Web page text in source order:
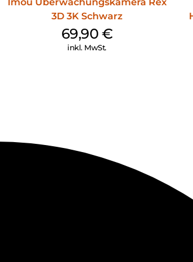
Aktive Abschreckung:
Mit eingebauter Sirene und Scheinwerfer hält
angemessenem Abstand
Moment sofort zur Überprüfung auf.
Erhalten Sie nur wichtige Benachrichtigungen
Im Gegensatz zur PIR-Erkennung werden
Ein Erfassungsbereich kann eingerichtet
definieren, beispielsweise um die Haustür
3D 3K Schwarz
69,90 €
inkl. MwSt.